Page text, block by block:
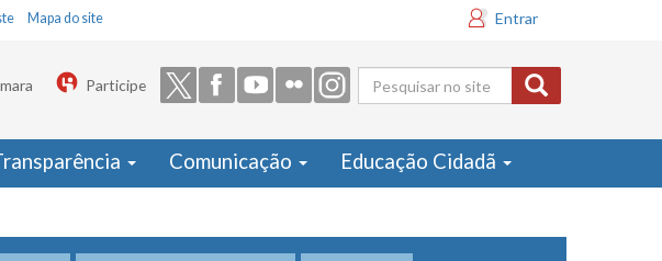
Mapa do site Entrar
Formulário
de busca
Participe
Comunicação Educação Cidadã